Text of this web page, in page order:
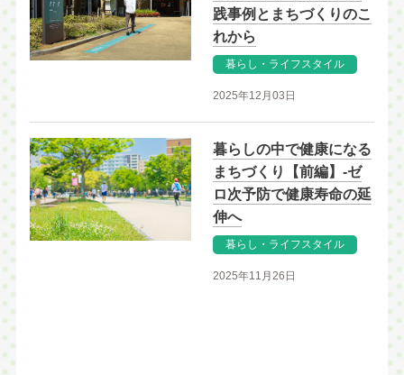
践事例とまちづくりのこ
れから
暮らし・ライフスタイル
2025年12月03日
暮らしの中で健康になる
まちづくり【前編】-ゼ
ロ次予防で健康寿命の延
伸へ
暮らし・ライフスタイル
2025年11月26日